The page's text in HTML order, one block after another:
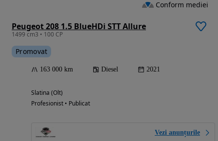
Peugeot 208 1.5 BlueHDi STT Allure
1499 cm3 • 100 CP
Promovat
163 000 km Diesel 2021
Slatina (Olt)
Profesionist • Publicat
Vezi anunțurile
Conform mediei